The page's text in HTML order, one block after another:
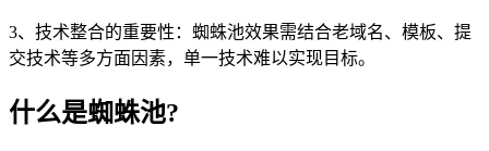
3、技术整合的重要性：蜘蛛池效果需结合老域名、模板、提
交技术等多方面因素，单一技术难以实现目标。
什么是蜘蛛池?